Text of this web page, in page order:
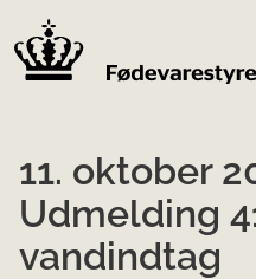
11. oktober
Udmelding
vandindtag